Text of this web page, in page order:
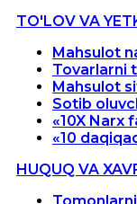
TO'LOV VA
Mahsulot
Tovarlarni
Mahsulot
Sotib
«10X Narx
«10
HUQUQ VA